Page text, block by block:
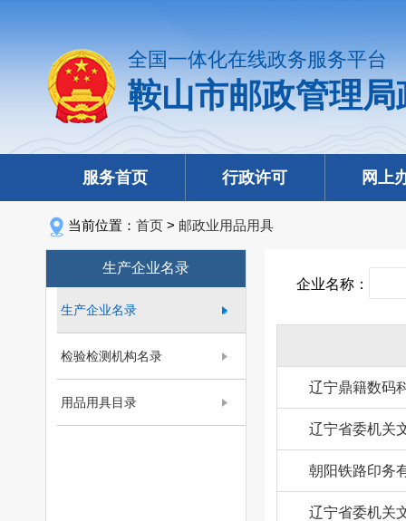
全国一体化在线政务服务平台
鞍山市邮政管理
服务首页 行政许可 网上
当前位置： 首页 > 邮政业用品用具
生产企业名录
生产企业名录
检验检测机构名录
用品用具目录
企业名称：
辽宁鼎籍数码
辽宁省委机关
朝阳铁路印务
辽宁省委机关